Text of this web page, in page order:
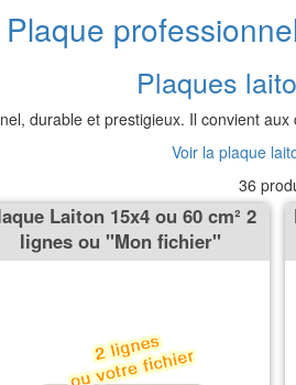
Plaque
Plaques
durable et prestigieux. Il convient
Voir la plaque
36
Laiton 15x4 ou 60 cm² 2
lignes ou ''Mon fichier''